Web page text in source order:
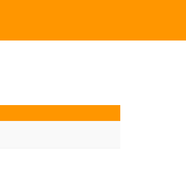
동열 안길재 김성태 이율 유성민 손윤희 이은미